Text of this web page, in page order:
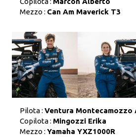
Mezzo : Can Am Maverick T3
Pilota : Ventura Montecamozzo
Copilota : Mingozzi Erika
Mezzo : Yamaha YXZ1000R